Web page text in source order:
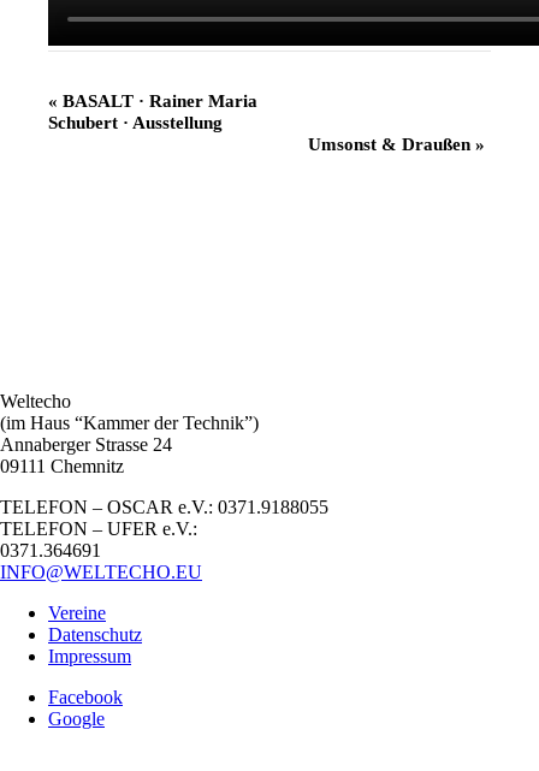
Veranstaltung
Navigation
« BASALT · Rainer Maria
Schubert · Ausstellung
Umsonst & Draußen »
Weltecho
(im Haus “Kammer der Technik”)
Annaberger Strasse 24
09111 Chemnitz
TELEFON – OSCAR e.V.: 0371.9188055
TELEFON – UFER e.V.:
0371.364691
INFO@WELTECHO.EU
Vereine
Datenschutz
Impressum
Facebook
Google